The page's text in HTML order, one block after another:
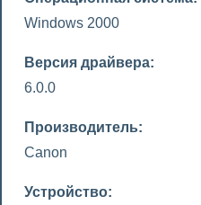
Windows 2000
Версия драйвера:
6.0.0
Производитель:
Canon
Устройство: